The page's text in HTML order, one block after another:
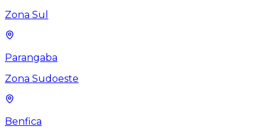
Zona Sul
Parangaba
Zona Sudoeste
Benfica